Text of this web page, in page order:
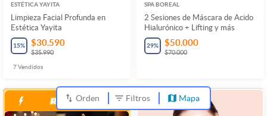
ESTÉTICA YAYITA
Limpieza Facial Profunda en
Estética Yayita
15% $30.590
$35.990
7Vendidos
SPA BOREAL
2 Sesiones de Máscara de Acido
Hialurónico + Lifting y más
29% $50.000
$70.000
Orden Filtros Mapa